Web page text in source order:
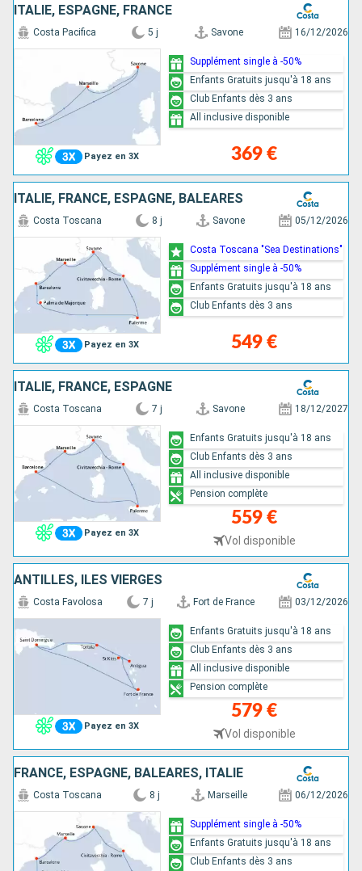
ITALIE, ESPAGNE, FRANCE
Payez en 3X
Costa Pacifica 5 j Savone 16/12/2026
369 €
Supplément single à -50%
Enfants Gratuits jusqu'à 18 ans
Club Enfants dès 3 ans
All inclusive disponible
ITALIE, FRANCE, ESPAGNE, BALÉARES
Payez en 3X
Costa Toscana 8 j Savone 05/12/2026
549 €
Costa Toscana "Sea Destinations"
Supplément single à -50%
Enfants Gratuits jusqu'à 18 ans
Club Enfants dès 3 ans
ITALIE, FRANCE, ESPAGNE
Payez en 3X
Costa Toscana 7 j Savone 18/12/2027
559 €
Vol disponible
Enfants Gratuits jusqu'à 18 ans
Club Enfants dès 3 ans
All inclusive disponible
Pension complète
ANTILLES, ILES VIERGES
Payez en 3X
Costa Favolosa 7 j Fort de France 03/12/2026
579 €
Vol disponible
Enfants Gratuits jusqu'à 18 ans
Club Enfants dès 3 ans
All inclusive disponible
Pension complète
FRANCE, ESPAGNE, BALÉARES, ITALIE
Costa Toscana 8 j Marseille 06/12/2026
Supplément single à -50%
Enfants Gratuits jusqu'à 18 ans
Club Enfants dès 3 ans